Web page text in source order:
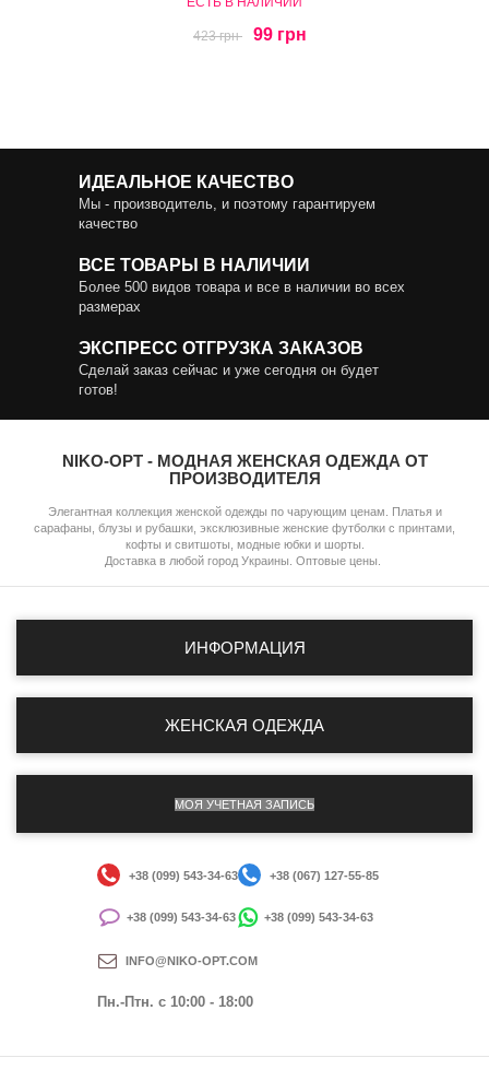
423 грн 99 грн
ИДЕАЛЬНОЕ КАЧЕСТВО
Мы - производитель, и поэтому гарантируем
качество
ВСЕ ТОВАРЫ В НАЛИЧИИ
Более 500 видов товара и все в наличии во всех
размерах
ЭКСПРЕСС ОТГРУЗКА ЗАКАЗОВ
Сделай заказ сейчас и уже сегодня он будет
готов!
NIKO-OPT - МОДНАЯ ЖЕНСКАЯ ОДЕЖДА ОТ
ПРОИЗВОДИТЕЛЯ
Элегантная коллекция женской одежды по чарующим ценам. Платья и
сарафаны, блузы и рубашки, эксклюзивные женские футболки с принтами,
кофты и свитшоты, модные юбки и шорты.
Доставка в любой город Украины. Оптовые цены.
ИНФОРМАЦИЯ
ЖЕНСКАЯ ОДЕЖДА
МОЯ УЧЕТНАЯ ЗАПИСЬ
+38 (099) 543-34-63 +38 (067) 127-55-85
+38 (099) 543-34-63 +38 (099) 543-34-63
INFO@NIKO-OPT.COM
Пн.-Птн. c 10:00 - 18:00